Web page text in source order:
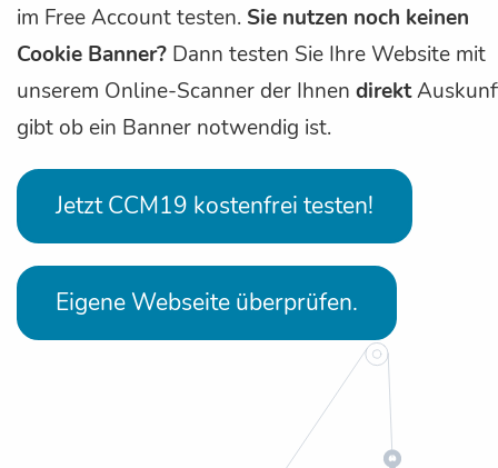
im Free Account testen. Sie nutzen noch keinen
Cookie Banner? Dann testen Sie Ihre Website mit
unserem Online-Scanner der Ihnen direkt
gibt ob ein Banner notwendig ist.
Jetzt CCM19 kostenfrei testen!
Eigene Webseite überprüfen.